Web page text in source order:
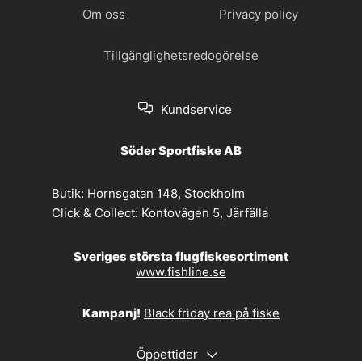
Om oss Privacy policy
Tillgänglighetsredogörelse
Kundservice
Söder Sportfiske AB
Butik: Hornsgatan 148, Stockholm
Click & Collect: Kontovägen 5, Järfälla
Sveriges största flugfiskesortiment
www.fishline.se
Kampanj! Black friday rea på fiske
Öppettider